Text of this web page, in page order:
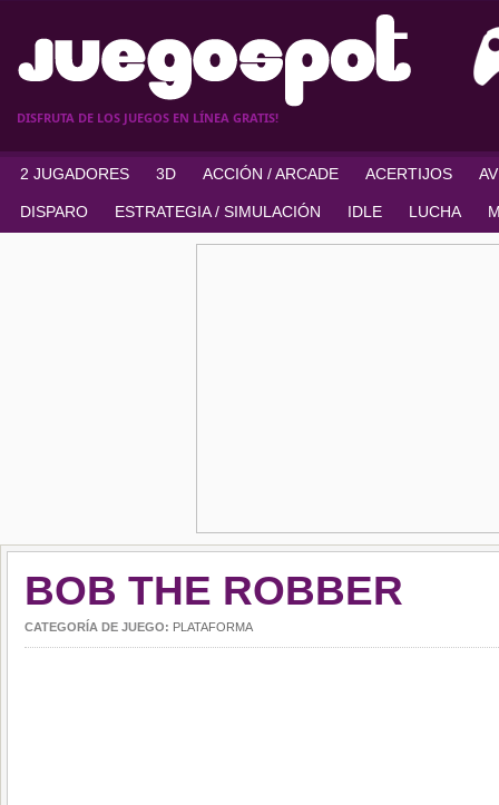
DISFRUTA DE LOS JUEGOS EN LÍNEA GRATIS!
2 JUGADORES 3D ACCIÓN / ARCADE ACERTIJOS
DISPARO ESTRATEGIA / SIMULACIÓN IDLE LUCHA
BOB THE ROBBER
CATEGORÍA DE JUEGO: PLATAFORMA